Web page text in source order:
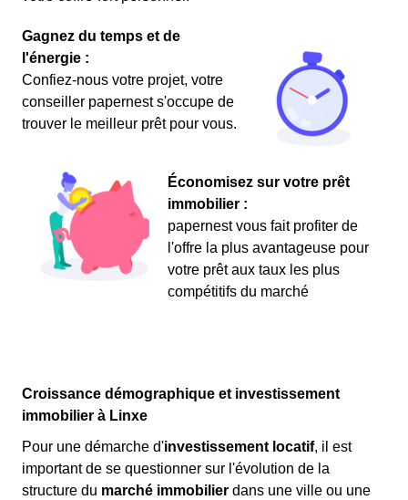
Gagnez du temps et de
l'énergie :
Confiez-nous votre projet, votre
conseiller papernest s'occupe de
trouver le meilleur prêt pour vous.
Économisez sur votre prêt
immobilier :
papernest vous fait profiter de
l'offre la plus avantageuse pour
votre prêt aux taux les plus
compétitifs du marché
Croissance démographique et investissement
immobilier à Linxe
Pour une démarche d'investissement locatif, il est
important de se questionner sur l'évolution de la
structure du marché immobilier dans une ville ou une